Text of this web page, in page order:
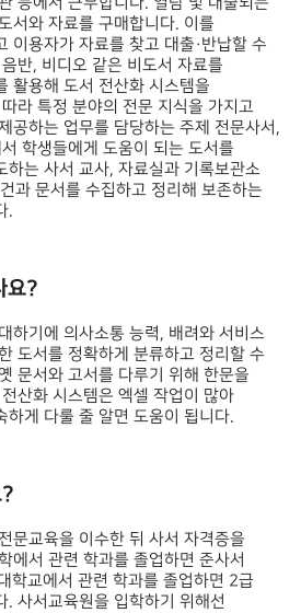
서와 자료를 구매합니다. 이를
이용자가 자료를 찾고 대출·반납할 수
반, 비디오 같은 비도서 자료를
활용해 도서 전산화 시스템을
라 특정 분야의 전문 지식을 가지고
공하는 업무를 담당하는 주제 전문사서,
학생들에게 도움이 되는 도서를
하는 사서 교사, 자료실과 기록보관소
과 문서를 수집하고 정리해 보존하는
.
요?
하기에 의사소통 능력, 배려와 서비스
도서를 정확하게 분류하고 정리할 수
문서와 고서를 다루기 위해 한문을
산화 시스템은 엑셀 작업이 많아
하게 다룰 줄 알면 도움이 됩니다.
문교육을 이수한 뒤 사서 자격증을
에서 관련 학과를 졸업하면 준사서
학교에서 관련 학과를 졸업하면 2급
. 사서교육원을 입학하기 위해선